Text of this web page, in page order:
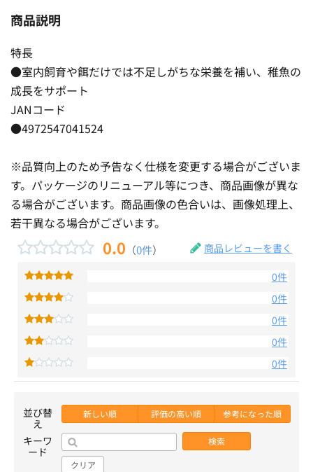
商品説明
特長
●室内飼育や餌だけでは不足しがちな栄養を補い、稚魚の
成長をサポート
JANコード
●4972547041524
※品質向上のため予告なく仕様を変更する場合がございま
す。パッケージのリニューアル等につき、商品画像が異な
る場合がございます。商品画像の色合いは、画像処理上、
若干異なる場合がございます。
0.0 （0件） 商品レビューを書く
0件
0件
0件
0件
0件
並び替
え
新しい順 評価の高い順 参考になった順
キーワ
ード
検索
クリア